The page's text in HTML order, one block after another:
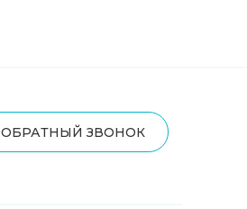
ОБРАТНЫЙ ЗВОНОК